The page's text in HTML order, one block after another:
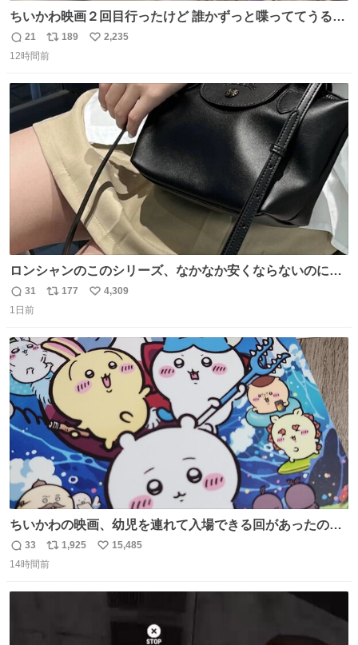
ちいかわ映画２回目行ったけど 誰かずっと喋っててうるさ
かった 許せねえ
返
信
21
リ
ポ
ト
189
い
数
2,235
12時間前
ロンシャンのこのシリーズ、なかなか安くならないのにセ
ール価格になってる🖤✨レザーなのが反則級にかわいい。
持ってるだけでコーデが格上げされる。
返
信
31
リ
ト
数
177
い
数
4,309
1日前
ちいかわの映画、幼児を連れて入場できる回があったので
子どもを連れて観てきたんですけど、セイレーンの登場シ
ーンで場内のベビーが一斉に泣き出してたのがとてもよい
返
信
33
リ
ポ
1,925
い
15,485
14時間前